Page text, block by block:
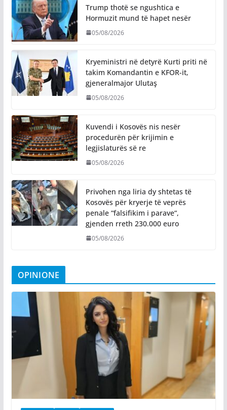
Trump thotë se ngushtica e
Hormuzit mund të hapet nesër
05/08/2026
Kryeministri në detyrë Kurti priti në
takim Komandantin e KFOR-it,
gjeneralmajor Ulutaş
05/08/2026
Kuvendi i Kosovës nis nesër
procedurën për krijimin e
legjislaturës së re
05/08/2026
Privohen nga liria dy shtetas të
Kosovës për kryerje të veprës
penale “falsifikim i parave“,
gjenden rreth 230.000 euro
05/08/2026
OPINIONE